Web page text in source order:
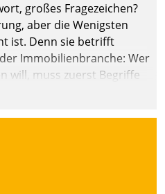
großes Fragezeichen?
aber die Wenigsten
ist. Denn sie betrifft
Immobilienbranche: Wer
will, muss zuerst Begriffe
Optimierung:
und automatisierte
zu viel erwarten: Allein
Software ist es nicht